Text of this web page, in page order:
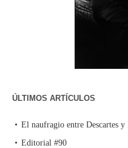
ÚLTIMOS ARTÍCULOS
El naufragio entre Descartes y
Editorial #90